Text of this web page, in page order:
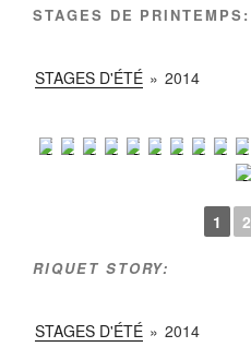
STAGES DE PRINTEMPS:
STAGES D'ÉTÉ » 2014
1 2
RIQUET STORY:
STAGES D'ÉTÉ » 2014